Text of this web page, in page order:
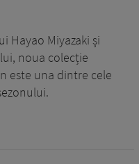
Hayao Miyazaki și
noua colecție
este una dintre cele